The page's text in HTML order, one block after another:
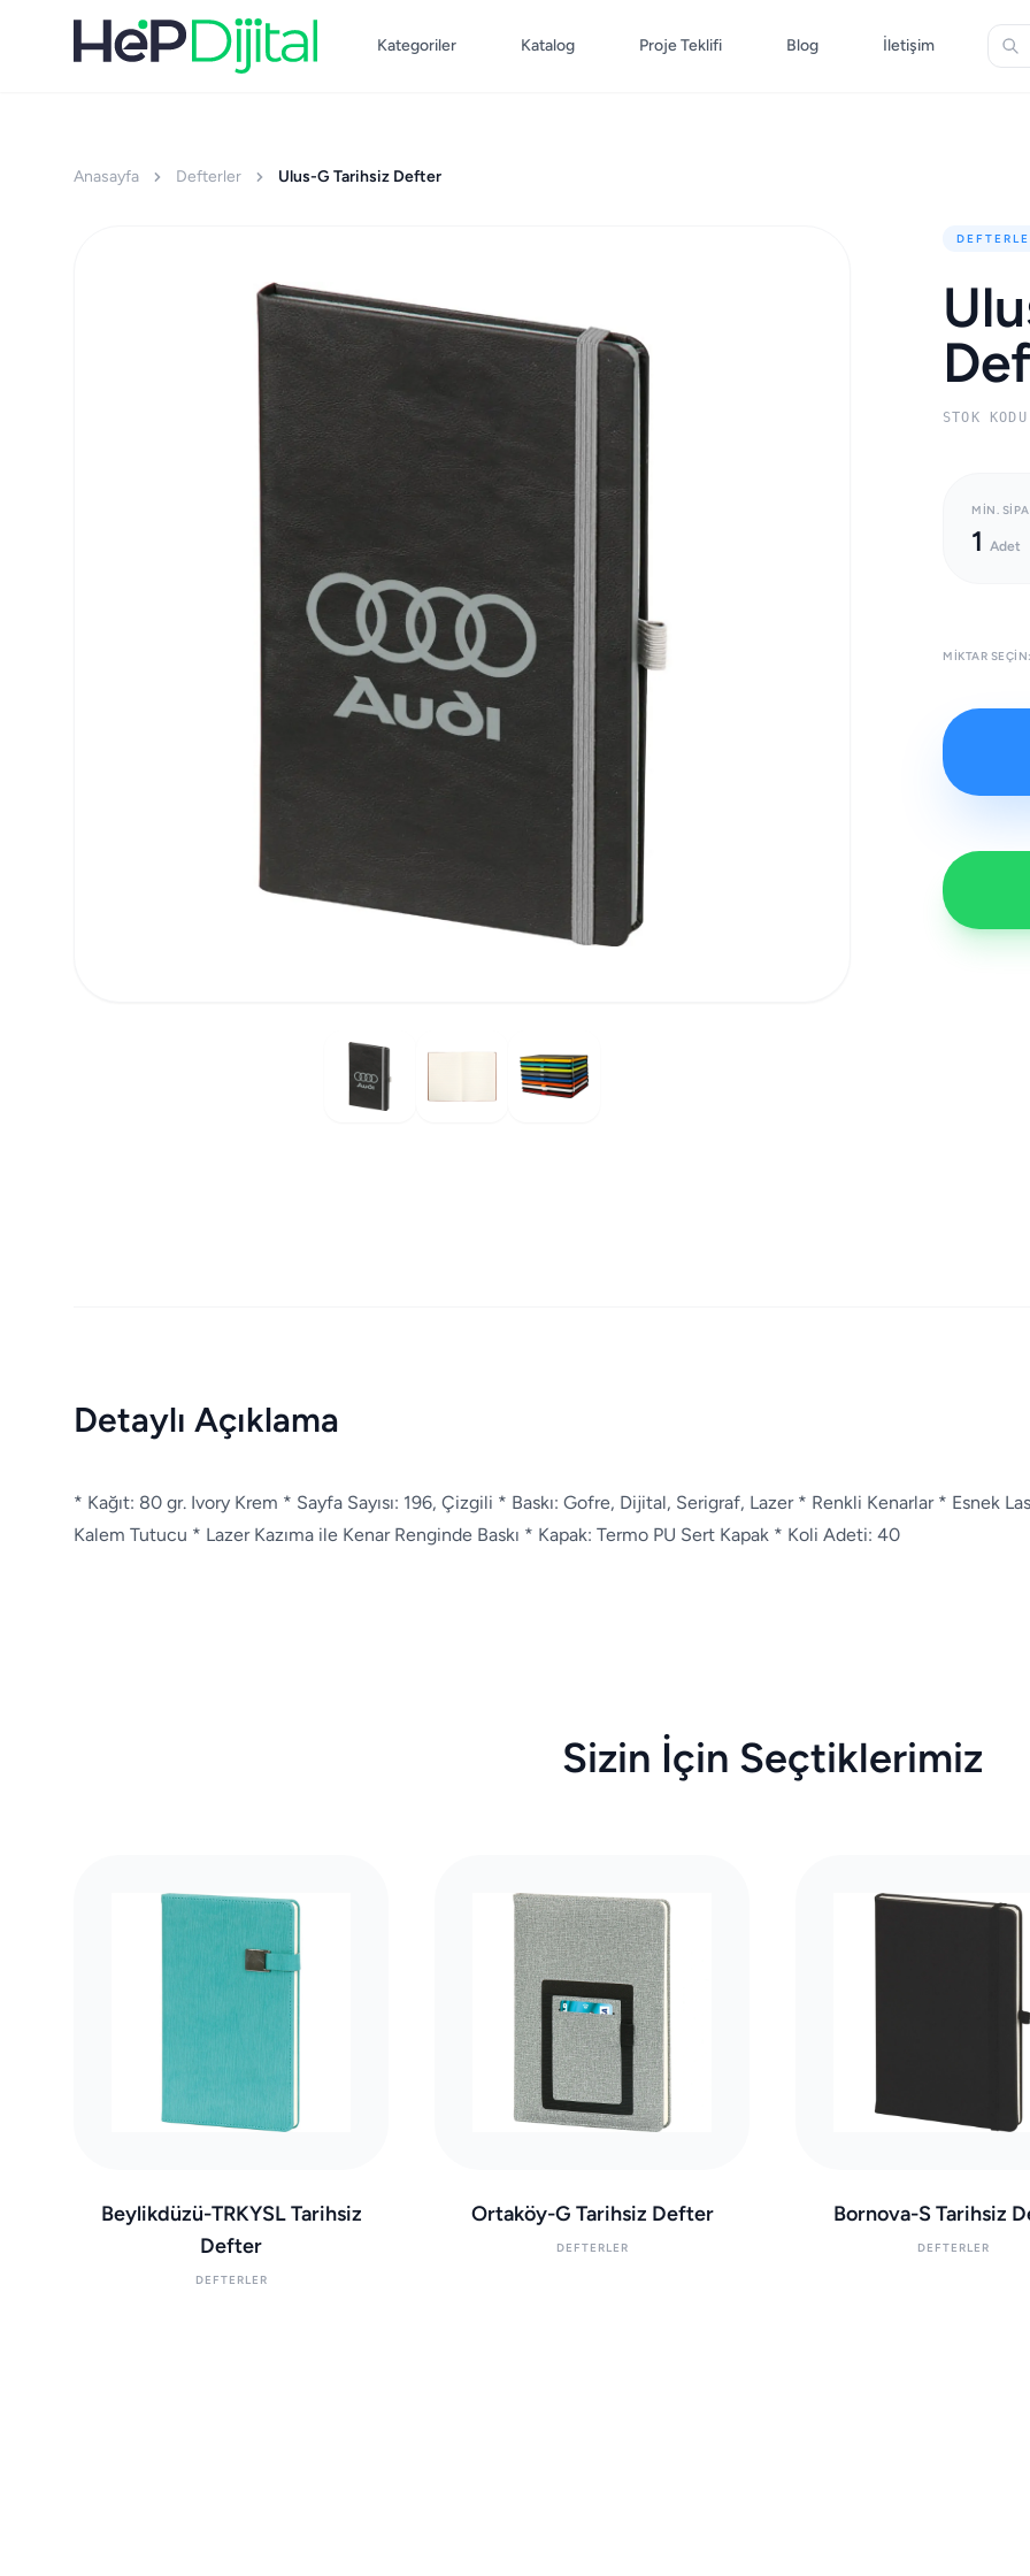
Kategoriler Katalog Proje Teklifi Blog İletişim
Anasayfa Defterler Ulus-G Tarihsiz Defter
STOK
MIN.
1 Adet
MIKTAR SEÇIN:
Detaylı Açıklama
* Kağıt: 80 gr. Ivory Krem * Sayfa Sayısı: 196, Çizgili * Baskı: Gofre, Dijital, Serigraf, Lazer * Renkli Kenarlar * Esnek
Kalem Tutucu * Lazer Kazıma ile Kenar Renginde Baskı * Kapak: Termo PU Sert Kapak * Koli Adeti: 40
Sizin İçin Seçtiklerimiz
Beylikdüzü-TRKYSL Tarihsiz
Defter
DEFTERLER
Ortaköy-G Tarihsiz Defter
DEFTERLER
Bornova-S Tarihsiz
DEFTERLER